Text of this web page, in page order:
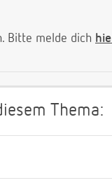
Bitte melde dich
Thema: